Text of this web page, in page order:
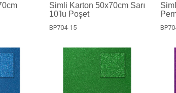
Simli Karton 50x70cm Sarı
10'lu Poşet
BP704-15